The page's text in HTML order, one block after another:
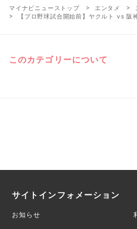
マイナビニューストップ エンタメ
【プロ野球試合開始前】ヤクルト vs
このカテゴリーについて
サイトインフォメーション
お知らせ